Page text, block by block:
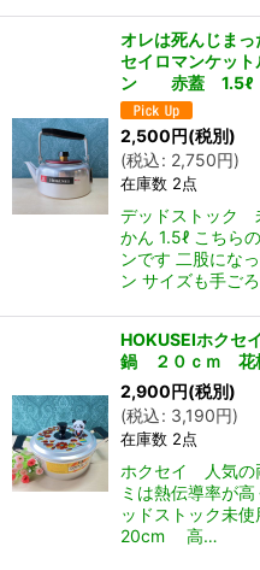
オレは死んじま
セイロマンケッ
ン 赤蓋 1.5ℓ
2,500円(税別)
(税込: 2,750円)
在庫数 2点
デッドストック
かん 1.5ℓ こちら
ンです 二股にな
ン サイズも手ご
HOKUSEIホクセ
鍋 ２０ｃｍ 花
2,900円(税別)
(税込: 3,190円)
在庫数 2点
ホクセイ 人気の
ミは熱伝導率が
ッドストック
20cm 高…